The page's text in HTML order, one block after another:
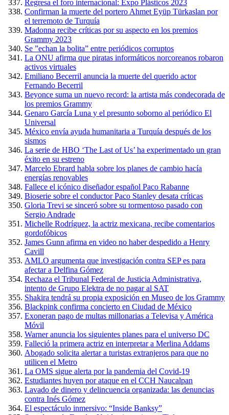
Regresa el foro internacional: Expo Plásticos 2023
Confirman la muerte del portero Ahmet Eyüp Türkaslan por
el terremoto de Turquía
Madonna recibe críticas por su aspecto en los premios
Grammy 2023
Se ”echan la bolita” entre periódicos corruptos
La ONU afirma que piratas informáticos norcoreanos robaron
activos virtuales
Emiliano Becerril anuncia la muerte del querido actor
Fernando Becerril
Beyonce suma un nuevo record: la artista más condecorada de
los premios Grammy
Genaro García Luna y el presunto soborno al periódico El
Universal
México envía ayuda humanitaria a Turquía después de los
sismos
La serie de HBO ‘The Last of Us’ ha experimentado un gran
éxito en su estreno
Marcelo Ebrard habla sobre los planes de cambio hacía
energías renovables
Fallece el icónico diseñador español Paco Rabanne
Bioserie sobre el conductor Paco Stanley desata críticas
Gloria Trevi se sinceró sobre su tormentoso pasado con
Sergio Andrade
Michelle Rodríguez, la actriz mexicana, recibe comentarios
gordofóbicos
James Gunn afirma en video no haber despedido a Henry
Cavill
AMLO argumenta que investigación contra SEP es para
afectar a Delfina Gómez
Rechaza el Tribunal Federal de Justicia Administrativa,
intento de Grupo Elektra de no pagar al SAT
Shakira tendrá su propia exposición en Museo de los Grammy
Blackpink confirma concierto en Ciudad de México
Exoneran pago de multas millonarias a Televisa y América
Móvil
Warner anuncia los siguientes planes para el universo DC
Falleció la primera actriz en interpretar a Merlina Addams
Abogado solicita alertar a turistas extranjeros para que no
utilicen el Metro
La OMS sigue alerta por la pandemia del Covid-19
Estudiantes huyen por ataque en el CCH Naucalpan
Lavado de dinero y delincuencia organizada: las denuncias
contra Inés Gómez
El espectáculo inmersivo: “Inside Banksy”